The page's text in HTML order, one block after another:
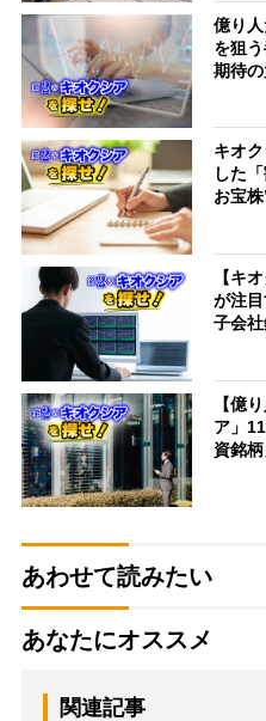
億り
を狙
期待
キオ
した
お宝
【キ
が注
子会
【億
ア」
資銘
あわせて読みたい
あなたにオススメ
関連記事